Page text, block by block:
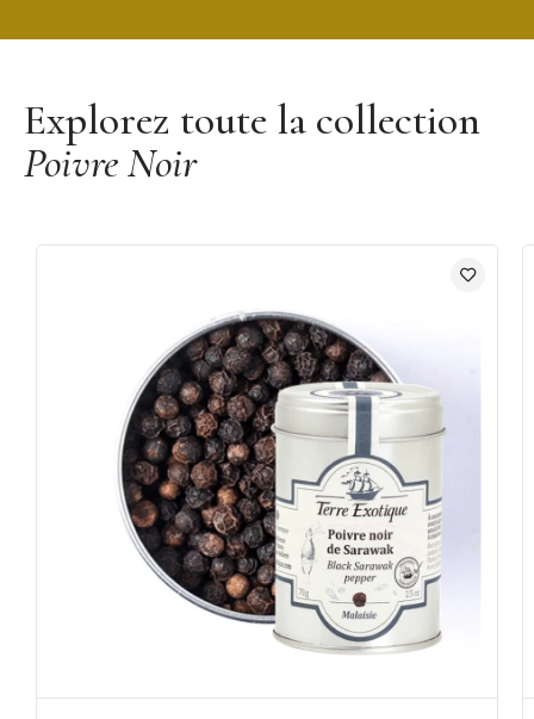
Explorez toute la collection
Poivre Noir